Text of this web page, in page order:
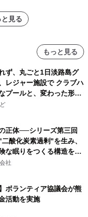
見る
もっと見る
ず、丸ごと1日淡路島グ
レジャー施設で クラブハ
プールと、変わった形の
BOXY AWAJI」のお
連泊プランで
正体──シリーズ第三回
酸化炭素過剰"を生み、
な眠りをつくる構造を解
社
ボランティア協議会が熊
活動を実施